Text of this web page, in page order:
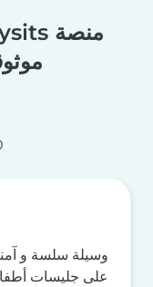
وسيلة سلسة و
على جليسات